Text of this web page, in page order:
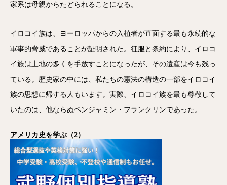
家系は母親からたどられることになる。
イロコイ族は、ヨーロッパからの入植者が直面する最も永続的な
軍事的脅威であることが証明された。征服と条約により、イロコ
イ族は土地の多くを手放すことになったが、その遺産は今も残っ
ている。歴史家の中には、私たちの憲法の構造の一部をイロコイ
族の思想に帰する人もいます。実際、イロコイ族を最も尊敬して
いたのは、他ならぬベンジャミン・フランクリンであった。
アメリカ史を学ぶ（2）